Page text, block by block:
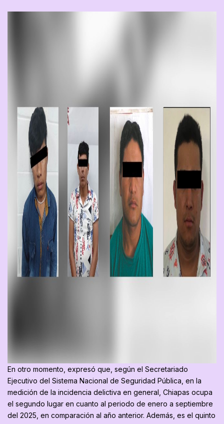
En otro momento, expresó que, según el Secretariado
Ejecutivo del Sistema Nacional de Seguridad Pública, en la
medición de la incidencia delictiva en general, Chiapas ocupa
el segundo lugar en cuanto al periodo de enero a septiembre
del 2025, en comparación al año anterior. Además, es el quinto